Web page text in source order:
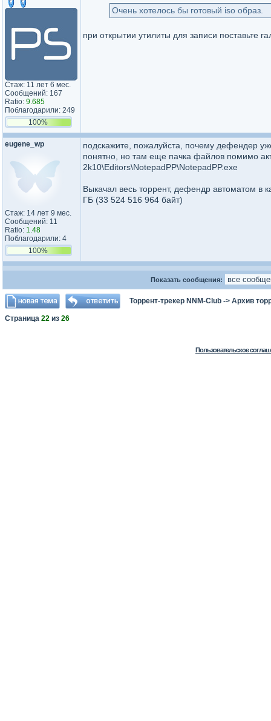
Стаж: 11 лет 6 мес.
Сообщений: 167
Ratio: 9.685
Поблагодарили: 249
100%
Очень хотелось бы готовый iso образ.
при открытии утилиты для записи поставьте
eugene_wp
Стаж: 14 лет 9 мес.
Сообщений: 11
Ratio: 1.48
Поблагодарили: 4
100%
подскажите, пожалуйста, почему дефендер
понятно, но там еще пачка файлов помимо
2k10\Editors\NotepadPP\NotepadPP.exe
Выкачал весь торрент, дефендр автоматом в
ГБ (33 524 516 964 байт)
Показать сообщения:
Торрент-трекер NNM-Club -> Архив
Страница 22 из 26
Пользовательское